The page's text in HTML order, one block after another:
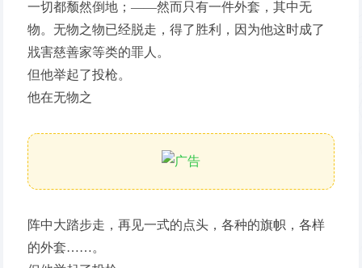
一切都颓然倒地；——然而只有一件外套，其中无
物。无物之物已经脱走，得了胜利，因为他这时成了
戕害慈善家等类的罪人。
但他举起了投枪。
他在无物之
阵中大踏步走，再见一式的点头，各种的旗帜，各样
的外套……。